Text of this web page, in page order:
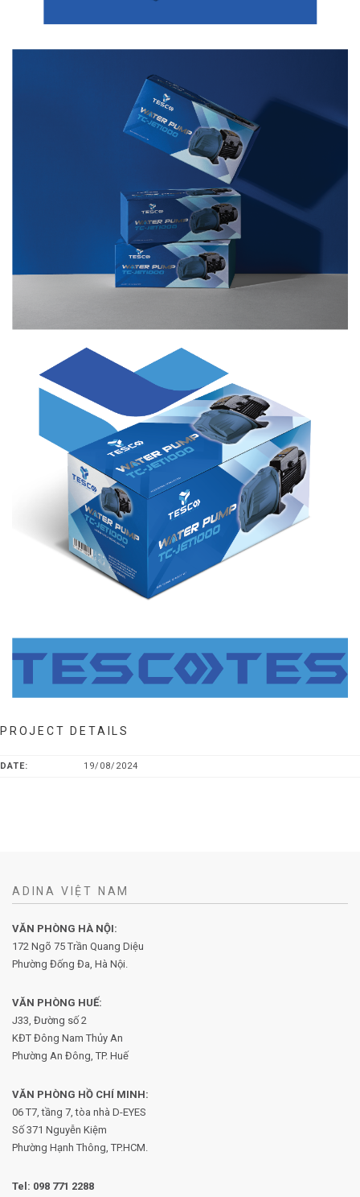
PROJECT DETAILS
DATE: 19/08/2024
ADINA VIỆT NAM
VĂN PHÒNG HÀ NỘI:
172 Ngõ 75 Trần Quang Diệu
Phường Đống Đa, Hà Nội.
VĂN PHÒNG HUẾ:
J33, Đường số 2
KĐT Đông Nam Thủy An
Phường An Đông, TP. Huế
VĂN PHÒNG HỒ CHÍ MINH:
06 T7, tầng 7, tòa nhà D-EYES
Số 371 Nguyễn Kiệm
Phường Hạnh Thông, TP.HCM.
Tel: 098 771 2288